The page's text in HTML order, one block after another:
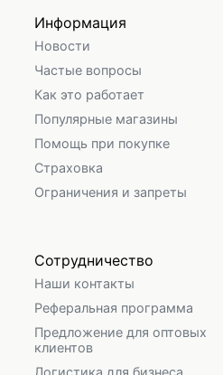
Информация
Новости
Частые вопросы
Как это работает
Популярные магазины
Помощь при покупке
Страховка
Ограничения и запреты
Сотрудничество
Наши контакты
Реферальная программа
Предложение для оптовых
клиентов
Логистика для бизнеса